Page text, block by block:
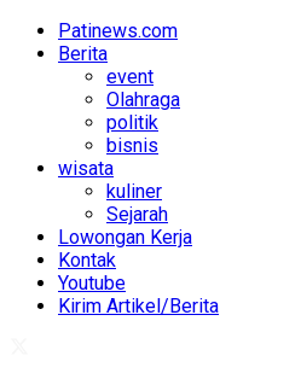
Patinews.com
Berita
event
Olahraga
politik
bisnis
wisata
kuliner
Sejarah
Lowongan Kerja
Kontak
Youtube
Kirim Artikel/Berita